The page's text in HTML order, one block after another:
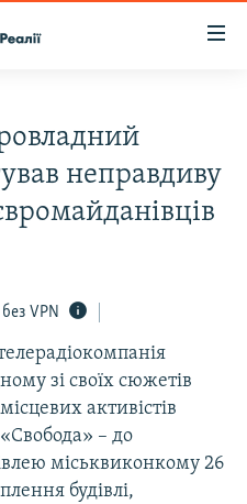
неправдиву
VPN
зі своїх сюжетів
активістів
– до
міськвиконкому 26
будівлі,